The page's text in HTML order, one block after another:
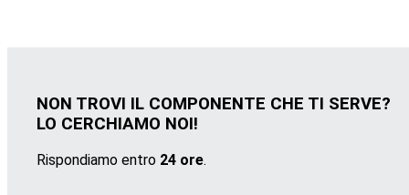
NON TROVI IL COMPONENTE CHE TI SERVE?
LO CERCHIAMO NOI!
Rispondiamo entro 24 ore.